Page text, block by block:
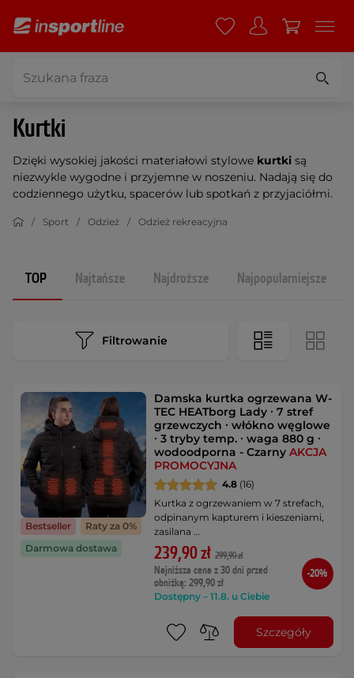
Kurtki
Dzięki wysokiej jakości materiałowi stylowe kurtki są
niezwykle wygodne i przyjemne w noszeniu. Nadają się do
codziennego użytku, spacerów lub spotkań z przyjaciółmi.
Sport Odzież Odzież rekreacyjna
TOP Najtańsze Najdroższe Najpopularniejsze
Filtrowanie
Bestseller
Raty za 0%
Darmowa dostawa
Damska kurtka ogrzewana W-
TEC HEATborg Lady ∙ 7 stref
grzewczych ∙ włókno węglowe
∙ 3 tryby temp. ∙ waga 880 g ∙
wodoodporna - CzarnyAKCJA
PROMOCYJNA
4.8 (16)
Kurtka z ogrzewaniem w 7 strefach,
odpinanym kapturem i kieszeniami,
zasilana …
239,90 zł 299,90 zł
Najniższa cena z 30 dni przed
obniżką: 299,90 zł
Dostępny – 11.8. u Ciebie
-20%
Szczegóły